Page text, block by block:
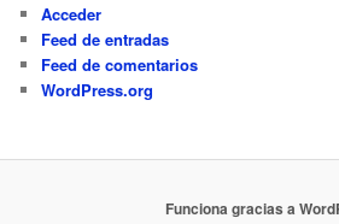
Acceder
Feed de entradas
Feed de comentarios
WordPress.org
Funciona gracias a